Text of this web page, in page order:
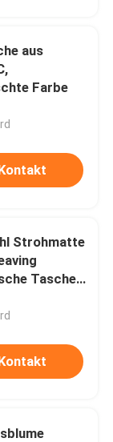
aus
Farbe
Strohmatte
Tasche